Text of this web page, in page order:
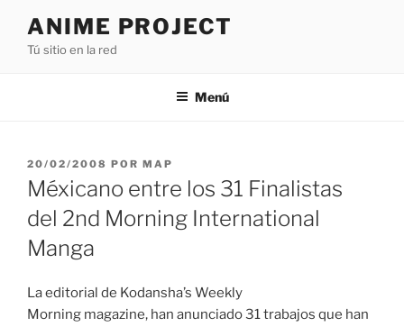
contenido
ANIME PROJECT
Tú sitio en la red
Menú
PUBLICADO
EL
20/02/2008 POR MAP
Méxicano entre los 31 Finalistas
del 2nd Morning International
Manga
La editorial de Kodansha’s Weekly
Morning magazine, han anunciado 31 trabajos que han